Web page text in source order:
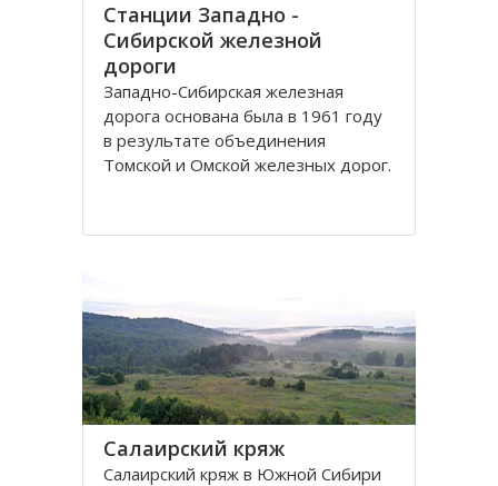
Станции Западно -
Сибирской железной
дороги
Западно-Сибирская железная
дорога основана была в 1961 году
в результате объединения
Томской и Омской железных дорог.
Сибирской железной дороги
Новосибирской областей
Салаирский кряж
Салаирский кряж в Южной Сибири